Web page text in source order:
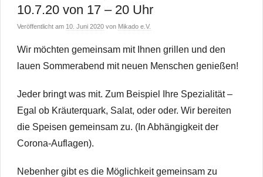
Leben
gerufen,
ihren
Heimatorten
Havelland
10.7.20 von 17 – 20 Uhr
Veröffentlicht am 10. Juni 2020von Mikado e.V.
Wir möchten gemeinsam mit Ihnen grillen und den
lauen Sommerabend mit neuen Menschen genießen!
Jeder bringt was mit. Zum Beispiel Ihre Spezialität –
Egal ob Kräuterquark, Salat, oder oder. Wir bereiten
die Speisen gemeinsam zu. (In Abhängigkeit der
Corona-Auflagen).
Nebenher gibt es die Möglichkeit gemeinsam zu